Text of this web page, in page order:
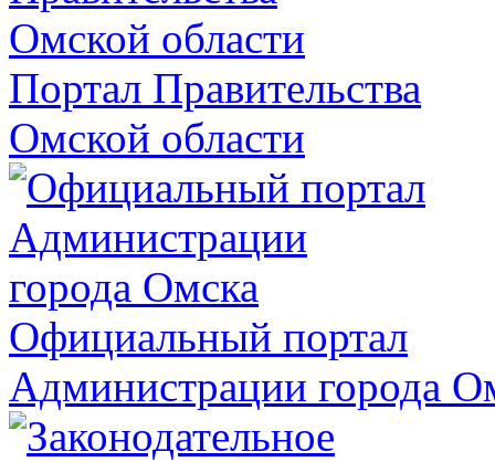
Портал Правительства
Омской области
Официальный портал
Администрации города